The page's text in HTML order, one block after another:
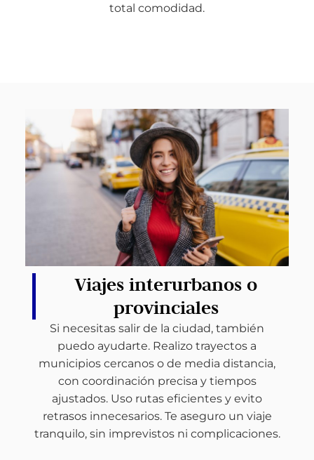
total comodidad.
Viajes interurbanos o
provinciales
Si necesitas salir de la ciudad, también
puedo ayudarte. Realizo trayectos a
municipios cercanos o de media distancia,
con coordinación precisa y tiempos
ajustados. Uso rutas eficientes y evito
retrasos innecesarios. Te aseguro un viaje
tranquilo, sin imprevistos ni complicaciones.